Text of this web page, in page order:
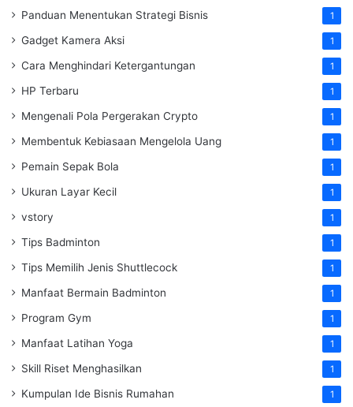
Panduan Menentukan Strategi Bisnis 1
Gadget Kamera Aksi 1
Cara Menghindari Ketergantungan 1
HP Terbaru 1
Mengenali Pola Pergerakan Crypto 1
Membentuk Kebiasaan Mengelola Uang 1
Pemain Sepak Bola 1
Ukuran Layar Kecil 1
vstory 1
Tips Badminton 1
Tips Memilih Jenis Shuttlecock 1
Manfaat Bermain Badminton 1
Program Gym 1
Manfaat Latihan Yoga 1
Skill Riset Menghasilkan 1
Kumpulan Ide Bisnis Rumahan 1